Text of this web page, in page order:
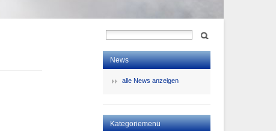
News
alle News anzeigen
Kategoriemenü